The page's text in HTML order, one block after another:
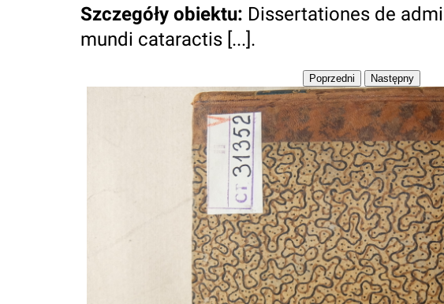
Szczegóły obiektu: Dissertationes de
mundi cataractis [...].